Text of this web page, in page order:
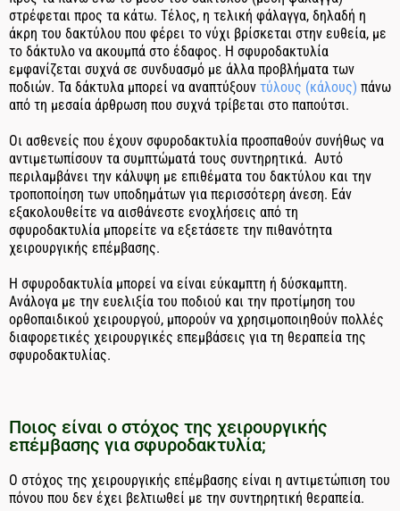
στρέφεται προς τα κάτω. Τέλος, η τελική φάλαγγα, δηλαδή η
άκρη του δακτύλου που φέρει το νύχι βρίσκεται στην ευθεία, με
το δάκτυλο να ακουμπά στο έδαφος. Η σφυροδακτυλία
εμφανίζεται συχνά σε συνδυασμό με άλλα προβλήματα των
ποδιών. Τα δάκτυλα μπορεί να αναπτύξουν τύλους (κάλους) πάνω
από τη μεσαία άρθρωση που συχνά τρίβεται στο παπούτσι.
Οι ασθενείς που έχουν σφυροδακτυλία προσπαθούν συνήθως να
αντιμετωπίσουν τα συμπτώματά τους συντηρητικά. Αυτό
περιλαμβάνει την κάλυψη με επιθέματα του δακτύλου και την
τροποποίηση των υποδημάτων για περισσότερη άνεση. Εάν
εξακολουθείτε να αισθάνεστε ενοχλήσεις από τη
σφυροδακτυλία μπορείτε να εξετάσετε την πιθανότητα
χειρουργικής επέμβασης.
Η σφυροδακτυλία μπορεί να είναι εύκαμπτη ή δύσκαμπτη.
Ανάλογα με την ευελιξία του ποδιού και την προτίμηση του
ορθοπαιδικού χειρουργού, μπορούν να χρησιμοποιηθούν πολλές
διαφορετικές χειρουργικές επεμβάσεις για τη θεραπεία της
σφυροδακτυλίας.
Ποιος είναι ο στόχος της χειρουργικής
επέμβασης για σφυροδακτυλία;
Ο στόχος της χειρουργικής επέμβασης είναι η αντιμετώπιση του
πόνου που δεν έχει βελτιωθεί με την συντηρητική θεραπεία.